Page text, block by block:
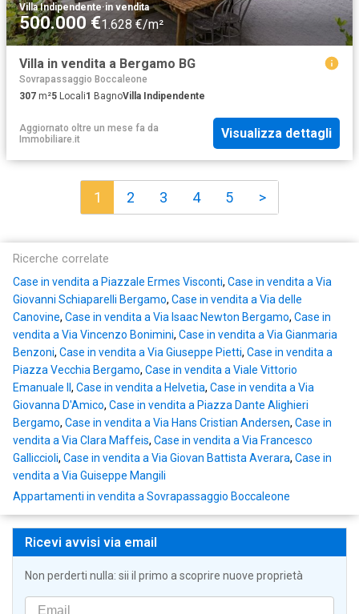
Villa Indipendente·in vendita
500.000 €1.628 €/m²
Villa in vendita a Bergamo BG
Sovrapassaggio Boccaleone
307 m²5 Locali1 BagnoVilla Indipendente
Aggiornato oltre un mese fa da
Immobiliare.it
Visualizza dettagli
1 2 3 4 5 >
Ricerche correlate
Case in vendita a Piazzale Ermes Visconti, Case in vendita a Via
Giovanni Schiaparelli Bergamo, Case in vendita a Via delle
Canovine, Case in vendita a Via Isaac Newton Bergamo, Case in
vendita a Via Vincenzo Bonimini, Case in vendita a Via Gianmaria
Benzoni, Case in vendita a Via Giuseppe Pietti, Case in vendita a
Piazza Vecchia Bergamo, Case in vendita a Viale Vittorio
Emanuale II , Case in vendita a Helvetia, Case in vendita a Via
Giovanna D'Amico, Case in vendita a Piazza Dante Alighieri
Bergamo, Case in vendita a Via Hans Cristian Andersen, Case in
vendita a Via Clara Maffeis, Case in vendita a Via Francesco
Galliccioli, Case in vendita a Via Giovan Battista Averara, Case in
vendita a Via Guiseppe Mangili
Appartamenti in vendita a Sovrapassaggio Boccaleone
Ricevi avvisi via email
Non perderti nulla: sii il primo a scoprire nuove proprietà